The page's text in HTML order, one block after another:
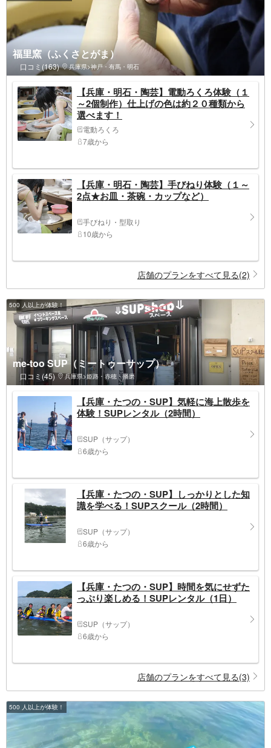
福里窯（ふくさとがま）
口コミ(163) 兵庫県>神戸・有馬・明石
【兵庫・明石・陶芸】電動ろくろ体験（１
～2個制作）仕上げの色は約２０種類から
選べます！
電動ろくろ
7歳から
【兵庫・明石・陶芸】手びねり体験（１～
2点★お皿・茶碗・カップなど）
手びねり・型取り
10歳から
店舗のプランをすべて見る(2)
500 人以上が体験！
me-too SUP（ミートゥーサップ）
口コミ(45) 兵庫県>姫路・赤穂・播磨
【兵庫・たつの・SUP】気軽に海上散歩を
体験！SUPレンタル（2時間）
SUP（サップ）
6歳から
【兵庫・たつの・SUP】しっかりとした知
識を学べる！SUPスクール（2時間）
SUP（サップ）
6歳から
【兵庫・たつの・SUP】時間を気にせずた
っぷり楽しめる！SUPレンタル（1日）
SUP（サップ）
6歳から
店舗のプランをすべて見る(3)
500 人以上が体験！